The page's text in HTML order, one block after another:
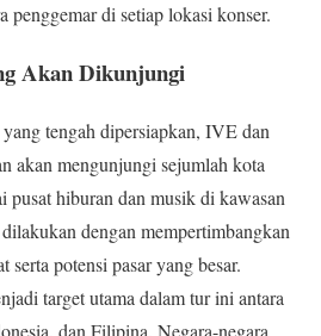
penggemar di setiap lokasi konser.
Akan Dikunjungi
tengah dipersiapkan, IVE dan
akan mengunjungi sejumlah kota
pusat hiburan dan musik di kawasan
dengan mempertimbangkan
serta potensi pasar yang besar.
target utama dalam tur ini antara
dan Filipina. Negara-negara